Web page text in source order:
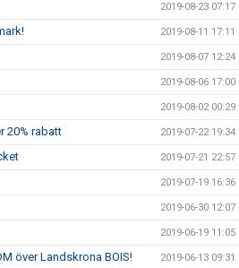
2019-08-23 07:17
2019-08-11 17:11
2019-08-07 12:24
2019-08-06 17:00
2019-08-02 00:29
20% rabatt 2019-07-22 19:34
2019-07-21 22:57
2019-07-19 16:36
2019-06-30 12:07
2019-06-19 11:05
över Landskrona BOIS! 2019-06-13 09:31